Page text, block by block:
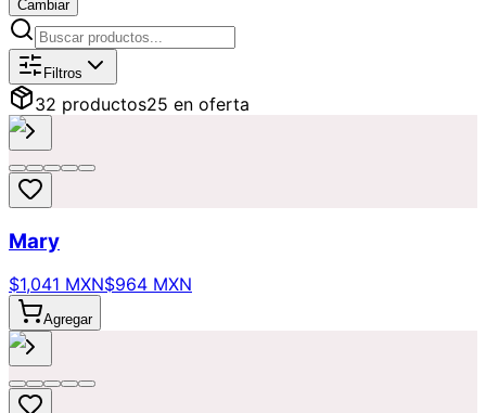
Cambiar
Catálogo deAmor
Filtros
32 productos25 en oferta
Mary
$1,041 MXN$964 MXN
Agregar